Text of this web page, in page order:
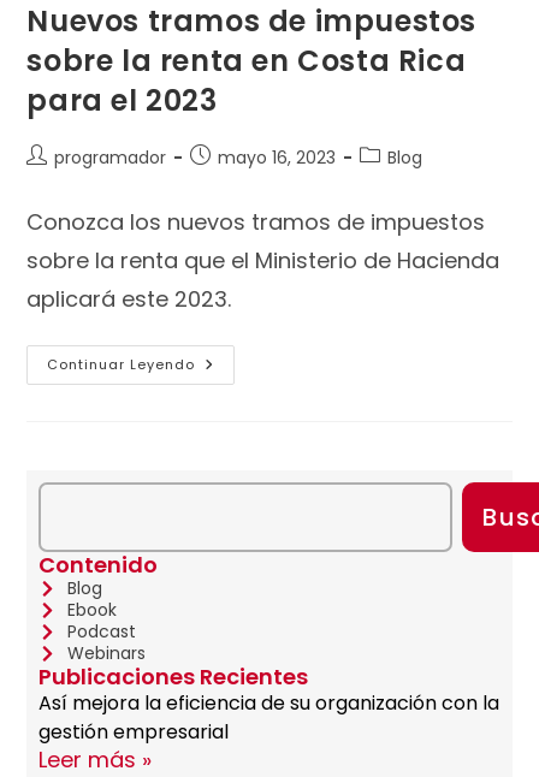
Nuevos tramos de impuestos
sobre la renta en Costa Rica
para el 2023
programador mayo 16, 2023 Blog
Conozca los nuevos tramos de impuestos
sobre la renta que el Ministerio de Hacienda
aplicará este 2023.
Continuar Leyendo
Contenido
Blog
Ebook
Podcast
Webinars
Publicaciones Recientes
Así mejora la eficiencia de su organización con la
gestión empresarial
Leer más »